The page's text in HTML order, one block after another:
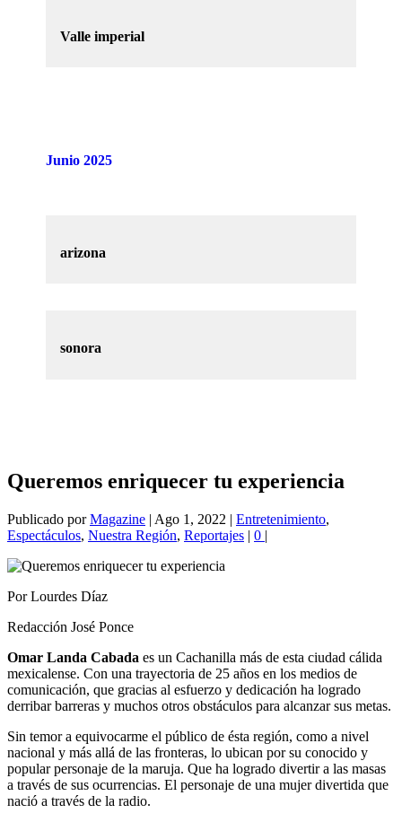
Valle imperial
Junio 2025
arizona
sonora
Queremos enriquecer tu experiencia
Publicado porMagazine | Ago 1, 2022 | Entretenimiento,
Espectáculos, Nuestra Región, Reportajes | 0 |
Por Lourdes Díaz
Redacción José Ponce
Omar Landa Cabada es un Cachanilla más de esta ciudad cálida
mexicalense. Con una trayectoria de 25 años en los medios de
comunicación, que gracias al esfuerzo y dedicación ha logrado
derribar barreras y muchos otros obstáculos para alcanzar sus metas.
Sin temor a equivocarme el público de ésta región, como a nivel
nacional y más allá de las fronteras, lo ubican por su conocido y
popular personaje de la maruja. Que ha logrado divertir a las masas
a través de sus ocurrencias. El personaje de una mujer divertida que
nació a través de la radio.